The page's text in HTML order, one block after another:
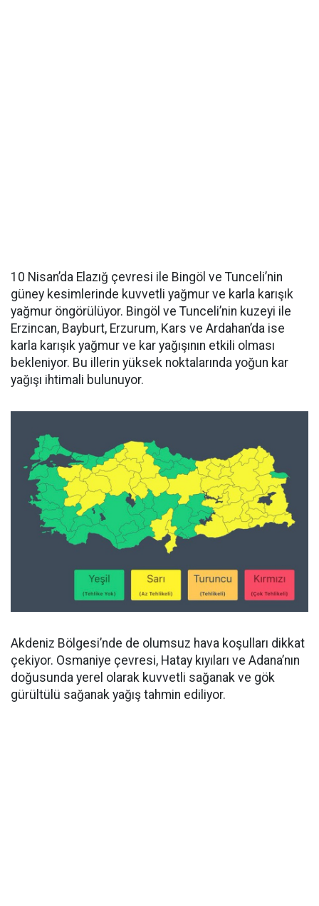
10 Nisan’da Elazığ çevresi ile Bingöl ve Tunceli’nin
güney kesimlerinde kuvvetli yağmur ve karla karışık
yağmur öngörülüyor. Bingöl ve Tunceli’nin kuzeyi ile
Erzincan, Bayburt, Erzurum, Kars ve Ardahan’da ise
karla karışık yağmur ve kar yağışının etkili olması
bekleniyor. Bu illerin yüksek noktalarında yoğun kar
yağışı ihtimali bulunuyor.
Akdeniz Bölgesi’nde de olumsuz hava koşulları dikkat
çekiyor. Osmaniye çevresi, Hatay kıyıları ve Adana’nın
doğusunda yerel olarak kuvvetli sağanak ve gök
gürültülü sağanak yağış tahmin ediliyor.